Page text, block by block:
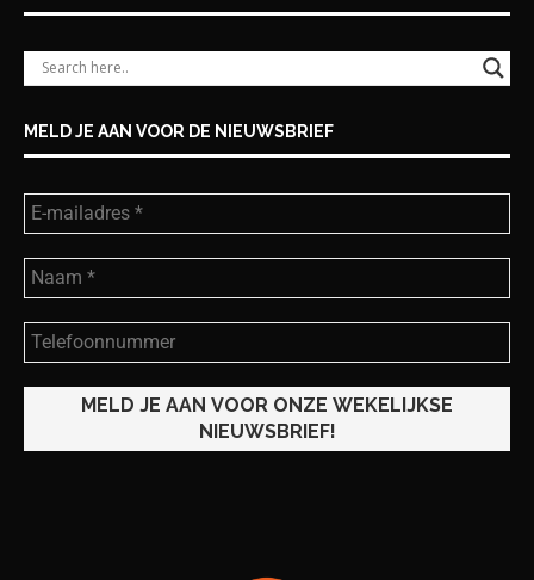
MELD JE AAN VOOR DE NIEUWSBRIEF